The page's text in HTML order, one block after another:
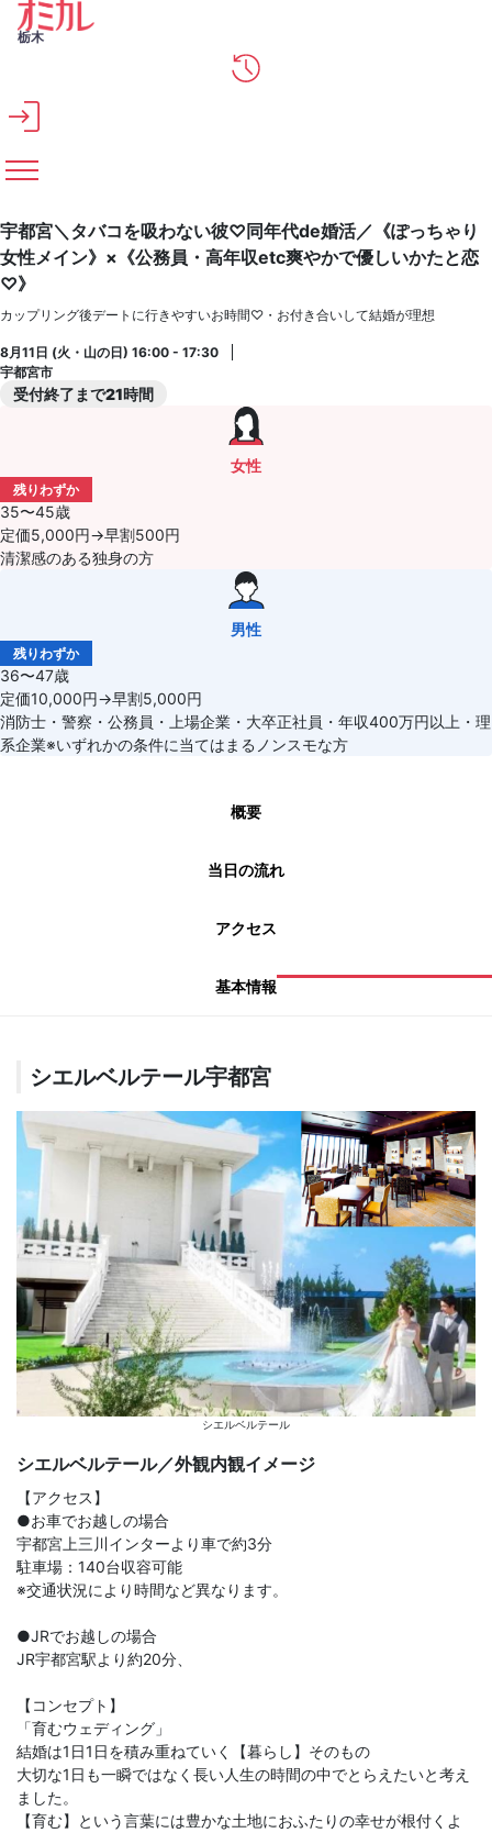
メインコンテンツへスキップ
栃木
宇都宮＼タバコを吸わない彼♡同年代de婚活／《ぽっちゃり
女性メイン》×《公務員・高年収etc爽やかで優しいかたと恋
♡》
カップリング後デートに行きやすいお時間♡・お付き合いして結婚が理想
8月11日 (火・山の日) 16:00 - 17:30
宇都宮市
受付終了まで21時間
女性
残りわずか
35〜45歳
定価5,000円→早割500円
清潔感のある独身の方
男性
残りわずか
36〜47歳
定価10,000円→早割5,000円
消防士・警察・公務員・上場企業・大卒正社員・年収400万円以上・理
系企業※いずれかの条件に当てはまるノンスモな方
概要
当日の流れ
アクセス
基本情報
シエルベルテール宇都宮
シエルベルテール
シエルベルテール／外観内観イメージ
【アクセス】
●お車でお越しの場合
宇都宮上三川インターより車で約3分
駐車場：140台収容可能
※交通状況により時間など異なります。
●JRでお越しの場合
JR宇都宮駅より約20分、
【コンセプト】
「育むウェディング」
結婚は1日1日を積み重ねていく【暮らし】そのもの
大切な1日も一瞬ではなく長い人生の時間の中でとらえたいと考え
ました。
【育む】という言葉には豊かな土地におふたりの幸せが根付くよ